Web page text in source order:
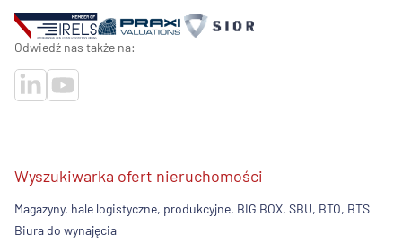
Odwiedź nas także na:
Wyszukiwarka ofert nieruchomości
Magazyny, hale logistyczne, produkcyjne, BIG BOX, SBU, BTO, BTS
Biura do wynajęcia